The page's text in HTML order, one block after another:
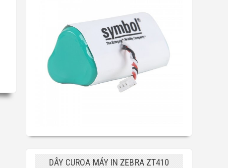
DÂY CUROA MÁY IN ZEBRA ZT410